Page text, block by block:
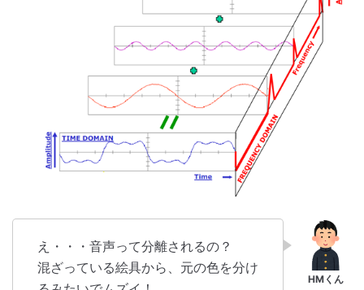
え・・・音声って分離されるの？
混ざっている絵具から、元の色を分け